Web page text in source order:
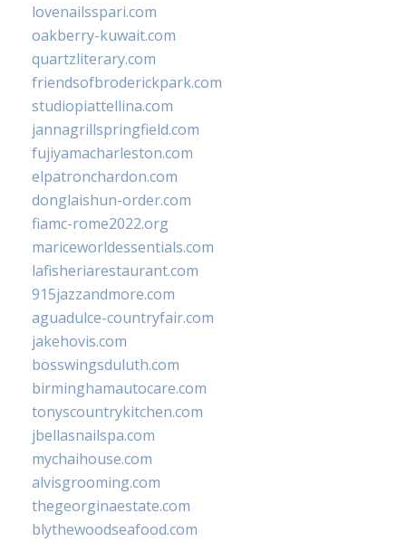
lovenailsspari.com
oakberry-kuwait.com
quartzliterary.com
friendsofbroderickpark.com
studiopiattellina.com
jannagrillspringfield.com
fujiyamacharleston.com
elpatronchardon.com
donglaishun-order.com
fiamc-rome2022.org
mariceworldessentials.com
lafisheriarestaurant.com
915jazzandmore.com
aguadulce-countryfair.com
jakehovis.com
bosswingsduluth.com
birminghamautocare.com
tonyscountrykitchen.com
jbellasnailspa.com
mychaihouse.com
alvisgrooming.com
thegeorginaestate.com
blythewoodseafood.com